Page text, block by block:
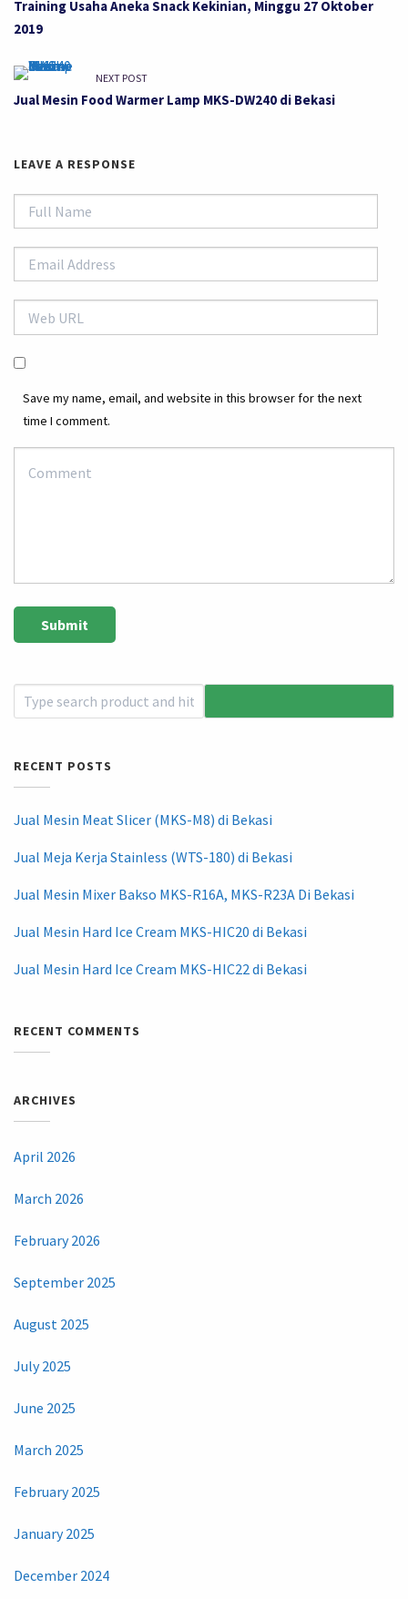
Training Usaha Aneka Snack Kekinian, Minggu 27 Oktober
2019
NEXT POST
Jual Mesin Food Warmer Lamp MKS-DW240 di Bekasi
LEAVE A RESPONSE
Save my name, email, and website in this browser for the next
time I comment.
RECENT POSTS
Jual Mesin Meat Slicer (MKS-M8) di Bekasi
Jual Meja Kerja Stainless (WTS-180) di Bekasi
Jual Mesin Mixer Bakso MKS-R16A, MKS-R23A Di Bekasi
Jual Mesin Hard Ice Cream MKS-HIC20 di Bekasi
Jual Mesin Hard Ice Cream MKS-HIC22 di Bekasi
RECENT COMMENTS
ARCHIVES
April 2026
March 2026
February 2026
September 2025
August 2025
July 2025
June 2025
March 2025
February 2025
January 2025
December 2024